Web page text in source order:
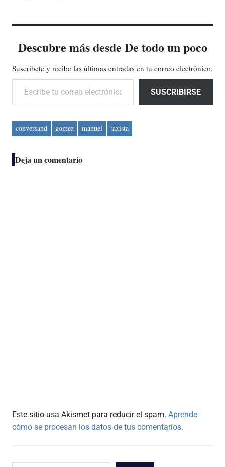
Descubre más desde De todo un poco
Suscríbete y recibe las últimas entradas en tu correo electrónico.
Escribe tu correo electrónico…
SUSCRIBIRSE
conversand gomez manuel taxista
Deja un comentario
Este sitio usa Akismet para reducir el spam. Aprende
cómo se procesan los datos de tus comentarios.